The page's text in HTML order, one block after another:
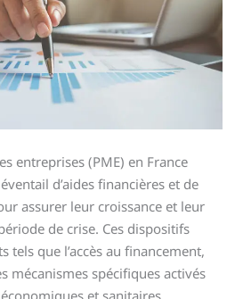
entreprises (PME) en France
d’aides financières et de
assurer leur croissance et leur
de crise. Ces dispositifs
tels que l’accès au financement,
mécanismes spécifiques activés